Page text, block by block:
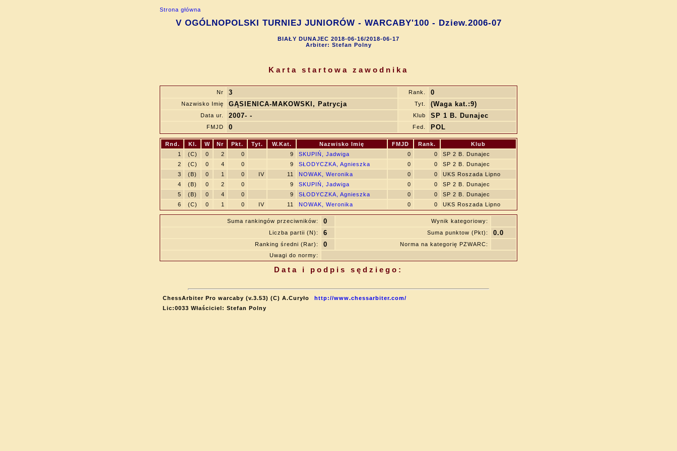
Strona główna
V OGÓLNOPOLSKI TURNIEJ JUNIORÓW - WARCABY'100 - Dziew.2006-07
BIAŁY DUNAJEC 2018-06-16/2018-06-17
Arbiter: Stefan Polny
Karta startowa zawodnika
Nr 3 Rank. 0
Nazwisko Imię GĄSIENICA-MAKOWSKI, Patrycja Tyt. (Waga kat.:9)
Data ur. 2007- - Klub SP 1 B. Dunajec
FMJD 0 Fed. POL
Rnd. Kl. W Nr Pkt. Tyt. W.Kat. Nazwisko Imię FMJD Rank.
Klub
1
(C) 0 2 0 9 SKUPIŃ, Jadwiga 0 0
SP 2 B. Dunajec
2
(C) 0 4 0 9 SŁODYCZKA, Agnieszka 0 0
SP 2 B. Dunajec
3
(B) 0 1 0 IV 11 NOWAK, Weronika 0 0
UKS Roszada Lipno
4
(B) 0 2 0 9 SKUPIŃ, Jadwiga 0 0
SP 2 B. Dunajec
5
(B) 0 4 0 9 SŁODYCZKA, Agnieszka 0 0
SP 2 B. Dunajec
6
(C) 0 1 0 IV 11 NOWAK, Weronika 0 0 UKS Roszada Lipno
Suma rankingów przeciwników: 0
Wynik kategoriowy:
Liczba partii (N):
6 Suma punktow (Pkt): 0.0
Ranking średni (Rar): 0
Norma na kategorię PZWARC:
Uwagi do normy:
Data i podpis sędziego:
ChessArbiter Pro warcaby (v.3.53) (C) A.Curyło
http://www.chessarbiter.com/
Lic:0033 Właściciel: Stefan Polny